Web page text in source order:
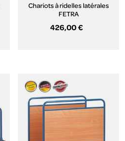
Chariots à ridelles latérales
FETRA
426,00 €